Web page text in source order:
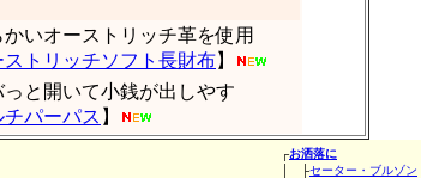
かいオーストリッチ革を使用
ストリッチソフト長財布】
っと開いて小銭が出しやす
チパーパス 】
┌お洒落に
│ ├セーター・ブルゾン